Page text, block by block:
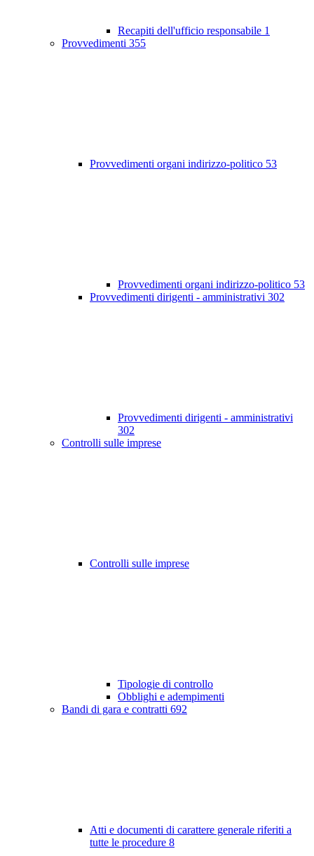
Recapiti dell'ufficio responsabile 1
Provvedimenti 355
Provvedimenti organi indirizzo-politico 53
Provvedimenti organi indirizzo-politico 53
Provvedimenti dirigenti - amministrativi 302
Provvedimenti dirigenti - amministrativi
302
Controlli sulle imprese
Controlli sulle imprese
Tipologie di controllo
Obblighi e adempimenti
Bandi di gara e contratti 692
Atti e documenti di carattere generale riferiti a
tutte le procedure 8